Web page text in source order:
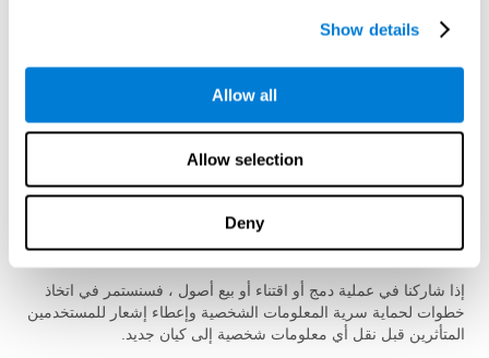
Show details
Allow all
Allow selection
Deny
نشاط غير قانوني أو احتيال أو إساءة أو انتهاك لشروطنا أو تهديدات
لأمن الخدمات أو الأمان المادي لأي شخص.
تتمثل سياستنا في إبلاغك بالعملية القانونية التي تسعى إلى الوصول إلى
ما لم يمنعنا القانون من القيام بذلك. في الحالات التي يحدد فيها أمر
المحكمة فترة عدم الإفشاء ، نقدم إشعارًا متأخرًا بعد انتهاء فترة عدم
عكسية ، مثلاً، عندما تكون هناك حالة طوارئ تنطوي على خطر الموت
إذا شاركنا في عملية دمج أو اقتناء أو بيع أصول ، فسنستمر في اتخاذ
خطوات لحماية سرية المعلومات الشخصية وإعطاء إشعار للمستخدمين
المتأثرين قبل نقل أي معلومات شخصية إلى كيان جديد.